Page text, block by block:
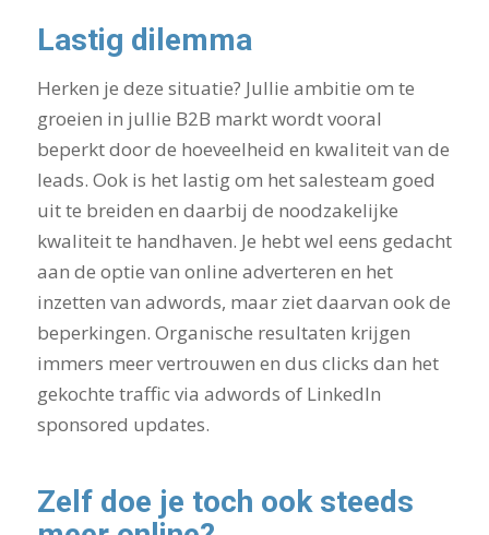
Lastig dilemma
Herken je deze situatie? Jullie ambitie om te
groeien in jullie B2B markt wordt vooral
beperkt door de hoeveelheid en kwaliteit van de
leads. Ook is het lastig om het salesteam goed
uit te breiden en daarbij de noodzakelijke
kwaliteit te handhaven. Je hebt wel eens gedacht
aan de optie van online adverteren en het
inzetten van adwords, maar ziet daarvan ook de
beperkingen. Organische resultaten krijgen
immers meer vertrouwen en dus clicks dan het
gekochte traffic via adwords of LinkedIn
sponsored updates.
Zelf doe je toch ook steeds